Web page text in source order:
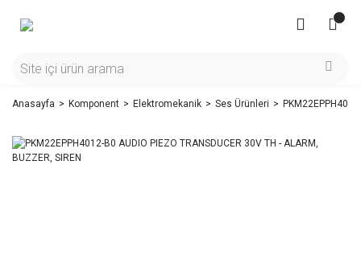
Anasayfa Komponent Elektromekanik Ses Ürünleri